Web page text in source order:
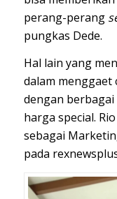
perang-perang
pungkas Dede.
Hal lain yang
dalam menggaet
dengan berbagai
harga special.
sebagai
pada